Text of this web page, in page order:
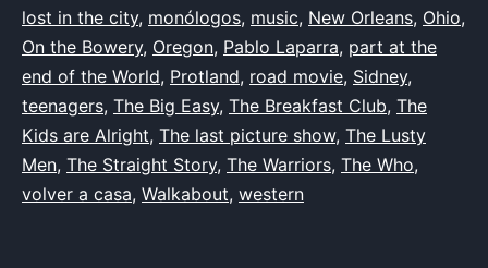
frase,
Hellman,
Hill,
Hughes,
Laxe ,
Lynch,
Malick ,
lost in the city, monólogos, music, New Orleans, Ohio,
On the Bowery, Oregon, Pablo Laparra, part at the
end of the World, Protland, road movie, Sidney,
teenagers, The Big Easy, The Breakfast Club, The
Kids are Alright, The last picture show, The Lusty
Men, The Straight Story, The Warriors, The Who,
volver a casa, Walkabout, western